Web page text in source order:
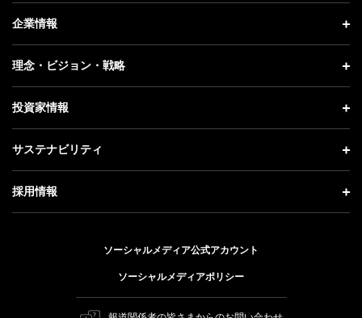
ニュース トップ
プレスリリース
更新情報
記者説明会
企業情報
企業情報 トップ
社長メッセージ
事業紹介
ガバナンス
理念・ビジョン・戦略
理念・ビジョン・戦略 トップ
成長戦略「Activate AI for Society」
人材戦略
投資家情報
投資家情報 トップ
経営方針
個人投資家の皆さまへ
株式と社債について
サステナビリティ
サステナビリティ トップ
トップメッセージ
ESG方針・体制
採用情報
ソーシャルメディア公式アカウント
ソーシャルメディアポリシー